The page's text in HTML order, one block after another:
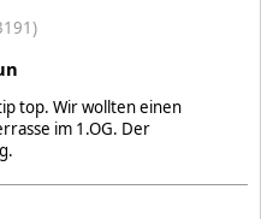
top. Wir wollten einen
im 1.OG. Der